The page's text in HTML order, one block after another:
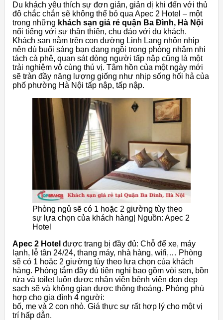
Du khách yêu thích sự đơn giản, giản dị khi đến với thủ
đô chắc chắn sẽ không thể bỏ qua Apec 2 Hotel – một
trong những khách sạn giá rẻ quận Ba Đình, Hà Nội
nổi tiếng với sự thân thiện, chu đáo với du khách.
Khách sạn nằm trên con đường Linh Lang nhộn nhịp
nên dù buổi sáng bạn đang ngồi trong phòng nhâm nhi
tách cà phê, quan sát dòng người tấp nập cũng là một
trải nghiệm vô cùng thú vị. Tâm hồn của một ngày mới
sẽ tràn đầy năng lượng giống như nhịp sống hối hả của
phố phường Hà Nội tấp nập, tấp nập.
Phòng ngủ sẽ có 1 hoặc 2 giường tùy theo
sự lựa chọn của khách hàng| Nguồn: Apec 2
Hotel
Apec 2 Hotel được trang bị đầy đủ: Chỗ để xe, máy
lạnh, lễ tân 24/24, thang máy, nhà hàng, wifi,… Phòng
sẽ có 1 hoặc 2 giường tùy theo lựa chọn của khách
hàng. Phòng tắm đầy đủ tiện nghi bao gồm vòi sen, bồn
rửa và toilet luôn được nhân viên bệnh viện dọn dẹp
sạch sẽ và không gian được thông thoáng. Phòng phù
hợp cho gia đình 4 người:
bố, mẹ và 2 con nhỏ. Giá thực sự rất hợp lý cho một vị
trí hấp dẫn.